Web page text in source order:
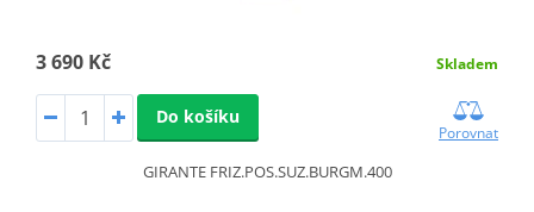
3 690 Kč Skladem
Do košíku
Porovnat
GIRANTE FRIZ.POS.SUZ.BURGM.400